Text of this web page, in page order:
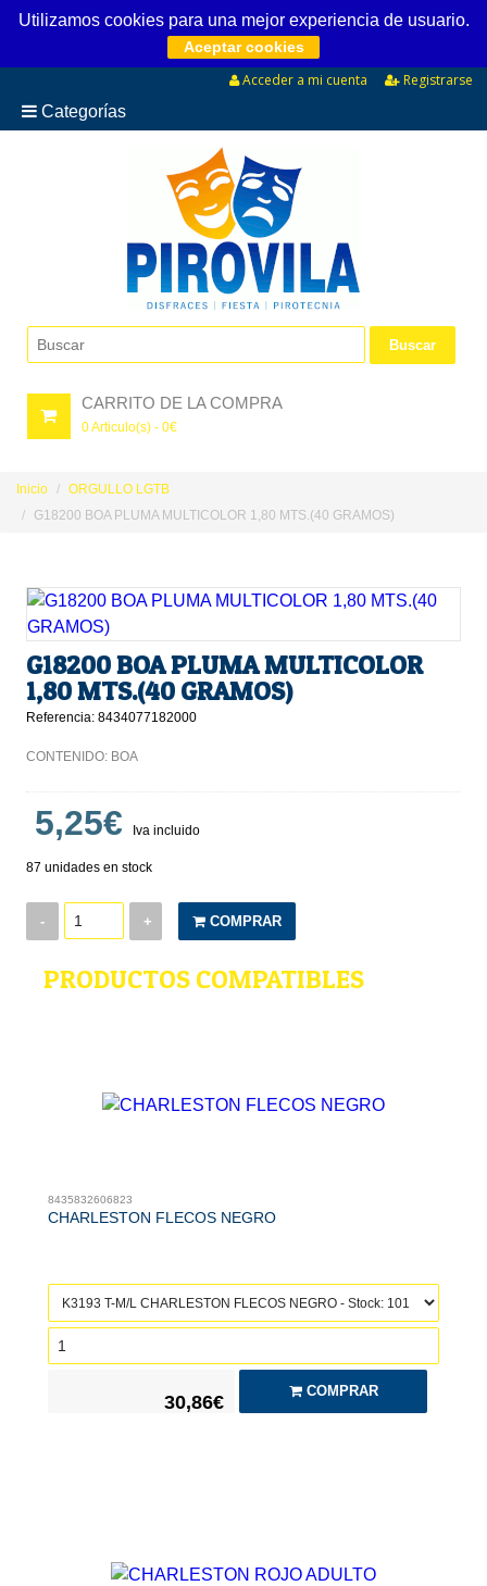
Utilizamos cookies para una mejor experiencia de usuario.
Aceptar cookies
Acceder a mi cuenta
Registrarse
Categorías
CARRITO DE LA COMPRA
0Articulo(s) - 0€
Inicio
ORGULLO LGTB
G18200 BOA PLUMA MULTICOLOR 1,80 MTS.(40 GRAMOS)
G18200 BOA PLUMA MULTICOLOR
1,80 MTS.(40 GRAMOS)
Referencia: 8434077182000
CONTENIDO: BOA
5,25€ Iva incluido
87 unidades en stock
- + COMPRAR
PRODUCTOS COMPATIBLES
8435832606823
CHARLESTON FLECOS NEGRO
30,86€
COMPRAR